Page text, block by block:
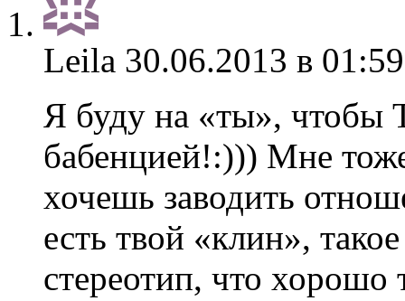
Leila 30.06.2013 в
Я буду на «ты», чтобы
бабенцией!:))) Мне
хочешь заводить
есть твой «клин»,
стереотип, что